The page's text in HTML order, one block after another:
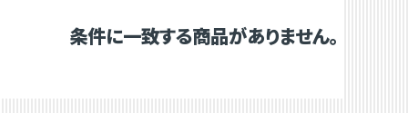
条件に一致する商品がありません。